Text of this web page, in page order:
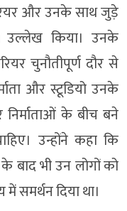
और उनके साथ जुड़े
उल्लेख किया। उनके
चुनौतीपूर्ण दौर से
और स्टूडियो उनके
के बीच बने
उन्होंने कहा कि
भी उन लोगों को
समर्थन दिया था।